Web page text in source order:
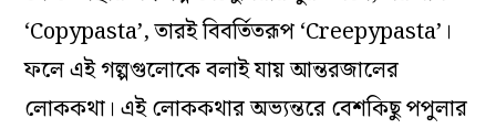
‘Copypasta’, তারই বিবর্তিতরূপ ‘Creepypasta’।
ফলে এই গল্পগুলোকে বলাই যায় আন্তরজালের
লোককথা। এই লোককথার অভ্যন্তরে বেশকিছু পপুলার